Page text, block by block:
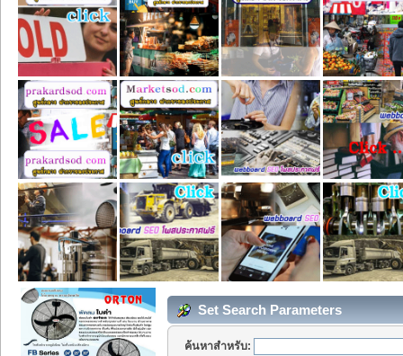
Set Search Parameters
ค้นหาสำหรับ: